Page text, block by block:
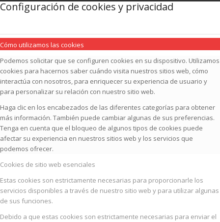
Configuración de cookies y privacidad
Cómo utilizamos las cookies
Podemos solicitar que se configuren cookies en su dispositivo. Utilizamos
cookies para hacernos saber cuándo visita nuestros sitios web, cómo
interactúa con nosotros, para enriquecer su experiencia de usuario y
para personalizar su relación con nuestro sitio web.
Haga clic en los encabezados de las diferentes categorías para obtener
más información. También puede cambiar algunas de sus preferencias.
Tenga en cuenta que el bloqueo de algunos tipos de cookies puede
afectar su experiencia en nuestros sitios web y los servicios que
podemos ofrecer.
Cookies de sitio web esenciales
Estas cookies son estrictamente necesarias para proporcionarle los
servicios disponibles a través de nuestro sitio web y para utilizar algunas
de sus funciones.
Debido a que estas cookies son estrictamente necesarias para enviar el